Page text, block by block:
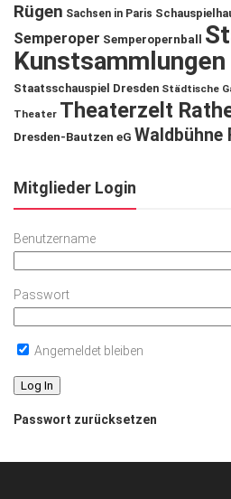
Rügen Sachsen in Paris
Semperoper Semperopernball
Kunstsammlungen
Staatsschauspiel Dresden Städtische
Theater Theaterzelt
Dresden-Bautzen eG Waldbühne
Mitglieder Login
Benutzername
Passwort
Angemeldet bleiben
Passwort zurücksetzen